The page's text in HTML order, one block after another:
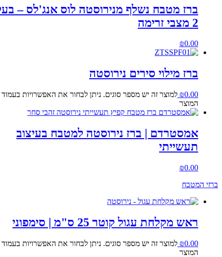
ברז מטבח נשלף מנירוסטה לוס אנג'לס – בעל
2 מצבי זרימה
₪0.00
ברז מילוי סירים נירוסטה
₪0.00
למוצר זה יש מספר סוגים. ניתן לבחור את האפשרויות בעמוד
המוצר
אמסטרדם | ברז נירוסטה למטבח בעיצוב
תעשייתי
₪0.00
ברזי המטבח
ראש מקלחת עגול קוטר 25 ס"מ | סימפוני
₪0.00
למוצר זה יש מספר סוגים. ניתן לבחור את האפשרויות בעמוד
המוצר